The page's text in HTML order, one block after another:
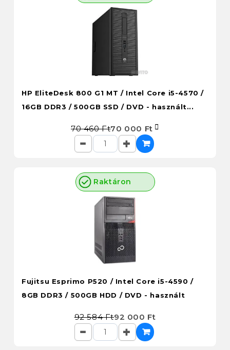
HP EliteDesk 800 G1 MT / Intel Core i5-4570 /
16GB DDR3 / 500GB SSD / DVD - használt...
70 460 Ft70 000 Ft
Raktáron
Fujitsu Esprimo P520 / Intel Core i5-4590 /
8GB DDR3 / 500GB HDD / DVD - használt
92 584 Ft92 000 Ft